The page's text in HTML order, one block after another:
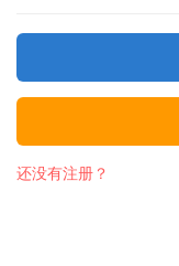
还没有注册？